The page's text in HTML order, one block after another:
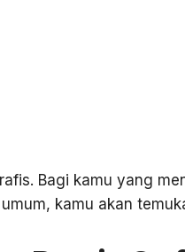
Bagi kamu yang
kamu akan